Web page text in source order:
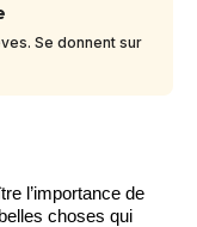
Se donnent sur
l’importance de
choses qui